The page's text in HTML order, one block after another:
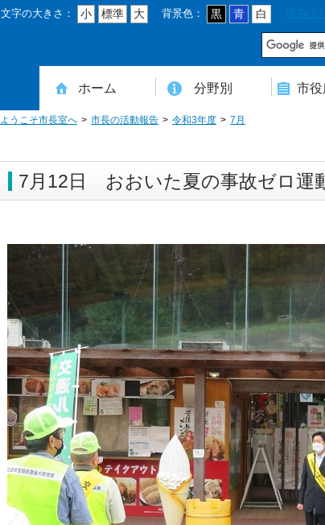
文字の大きさ： 小 標準 大 背景色： 黒 青 白
ホーム 分野別
住民登録・戸籍・印鑑・マイナンバー
税・年金・国民健康保険・後期高齢者医療
教育・文化・スポーツ・人権・男女共同参画
健康・医療・介護・福祉・食育
消防・防災・安全・環境・ごみ・住宅・水道
商工・労働・消費者行政
入札・契約・工事・委託
農業・林業・農業委員会事務局
道路・都市計画・地籍・交通
議会・選管・監査
まちづくり・財政・管財・各種計画・人事・各支所・
市役
本庁舎案内図
庁舎案内
行政組織
人口・世帯数・高齢者人口
豊後大野市の概要
豊後大野市の歴史
合併経過
市章・市民憲章・市花・市木等
豊後大野市友好交流協定
豊後大野市のすがた
豊後大野市の観光
豊後大野市の各種計画
ようこそ市長室へ
名誉市民
豊後大野市ふるさと大使
ようこそ市長室へ 市長の活動報告 令和3年度
7月
7月12日 おおいた夏の事故ゼロ運